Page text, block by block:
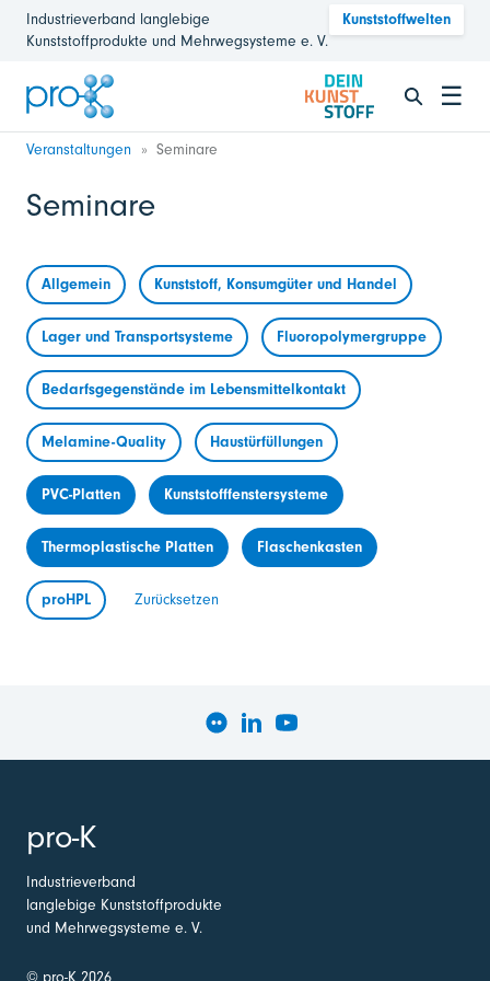
Industrieverband langlebige
Kunststoffprodukte und Mehrwegsysteme e. V.
Kunststoffwelten
☰
Veranstaltungen Seminare
Seminare
Allgemein Kunststoff, Konsumgüter und Handel
Lager und Transportsysteme Fluoropolymergruppe
Bedarfsgegenstände im Lebensmittelkontakt
Melamine-Quality Haustürfüllungen
PVC-Platten Kunststofffenstersysteme
Thermoplastische Platten Flaschenkasten
proHPL Zurücksetzen
pro-K
Industrieverband
langlebige Kunststoffprodukte
und Mehrwegsysteme e. V.
© pro-K 2026